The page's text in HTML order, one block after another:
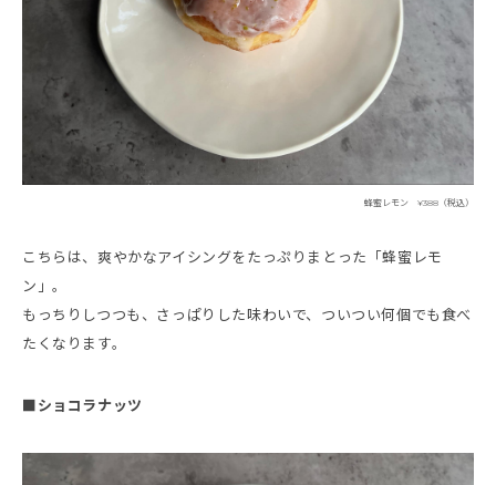
蜂蜜レモン ¥388（税込）
こちらは、爽やかなアイシングをたっぷりまとった「蜂蜜レモ
ン」。
もっちりしつつも、さっぱりした味わいで、ついつい何個でも食べ
たくなります。
■ショコラナッツ